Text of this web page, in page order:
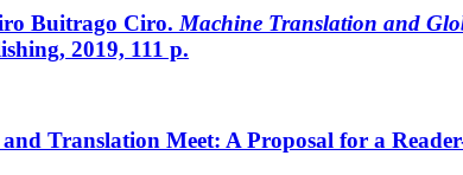
Buitrago Ciro. Machine Translation and
2019, 111 p.
Translation Meet: A Proposal for a